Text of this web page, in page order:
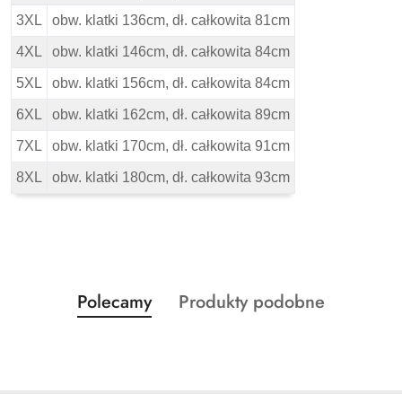
Kitaro Koszulka - Wymiary
3XL obw. klatki 136cm, dł. całkowita 81cm
4XL obw. klatki 146cm, dł. całkowita 84cm
5XL obw. klatki 156cm, dł. całkowita 84cm
6XL obw. klatki 162cm, dł. całkowita 89cm
7XL obw. klatki 170cm, dł. całkowita 91cm
8XL obw. klatki 180cm, dł. całkowita 93cm
Pomiń karuzelę produktów
Produkty
o
Polecamy
Produkty
Produkty podobne